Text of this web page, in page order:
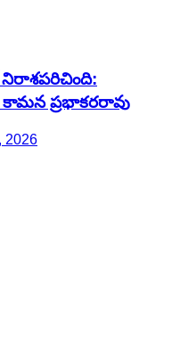
నిరాశపరిచింది:
ప్రభాకరరావు
2026